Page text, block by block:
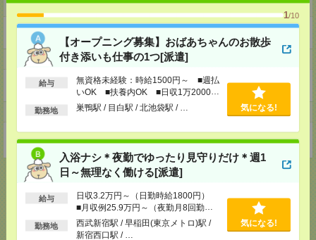
1/10
【オープニング募集】おばあちゃんのお散歩
付き添いも仕事の1つ[派遣]
給与
無資格未経験：時給1500円～ ■週払
いOK ■扶養内OK ■日収1万2000円
以上
勤務地 巣鴨駅 / 目白駅 / 北池袋駅 / … 気になる!
入浴ナシ＊夜勤でゆったり見守りだけ＊週1
日～無理なく働ける[派遣]
給与
日収3.2万円～（日勤時給1800円）
■月収例25.9万円～（夜勤月8回勤務
の場合）
勤務地
西武新宿駅 / 早稲田(東京メトロ)駅 /
新宿西口駅 / …
気になる!
事業内容
牛丼チェーン『すき家』の運営
ホームページ
https://en-gage.net/sukiya_saiyo1/
事業所
東京都港区港南2-18-1JR品川イーストビル
応募ページへ